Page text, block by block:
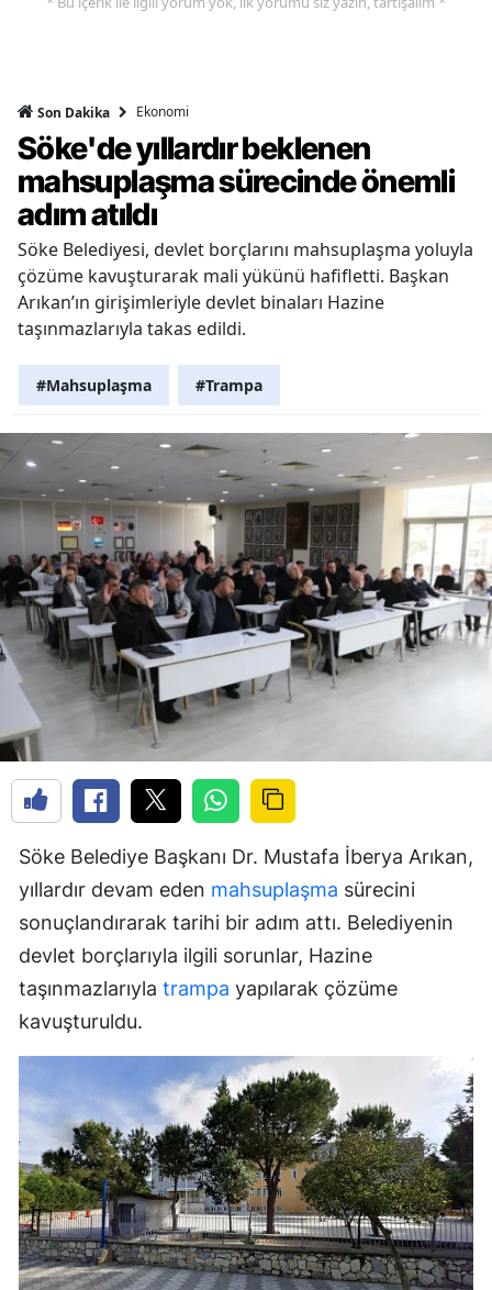
Son Dakika Ekonomi
Söke'de yıllardır beklenen
mahsuplaşma sürecinde önemli
adım atıldı
Söke Belediyesi, devlet borçlarını mahsuplaşma yoluyla
çözüme kavuşturarak mali yükünü hafifletti. Başkan
Arıkan’ın girişimleriyle devlet binaları Hazine
taşınmazlarıyla takas edildi.
#Mahsuplaşma #Trampa
Söke Belediye Başkanı Dr. Mustafa İberya Arıkan,
yıllardır devam eden mahsuplaşma sürecini
sonuçlandırarak tarihi bir adım attı. Belediyenin
devlet borçlarıyla ilgili sorunlar, Hazine
taşınmazlarıyla trampa yapılarak çözüme
kavuşturuldu.